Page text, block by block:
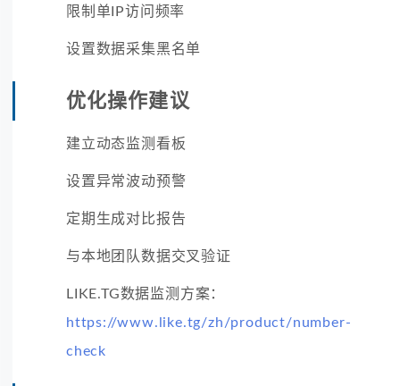
限制单IP访问频率
设置数据采集黑名单
优化操作建议
建立动态监测看板
设置异常波动预警
定期生成对比报告
与本地团队数据交叉验证
LIKE.TG数据监测方案：
https://www.like.tg/zh/product/number-
check